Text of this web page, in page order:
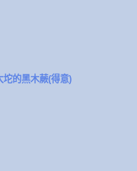
的黑木蕨(得意)